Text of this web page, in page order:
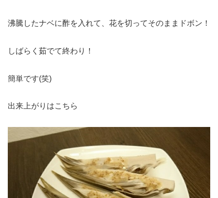
沸騰したナベに酢を入れて、花を切ってそのままドボン！
しばらく茹でて終わり！
簡単です(笑)
出来上がりはこちら